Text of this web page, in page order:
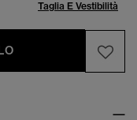
Taglia E Vestibilità